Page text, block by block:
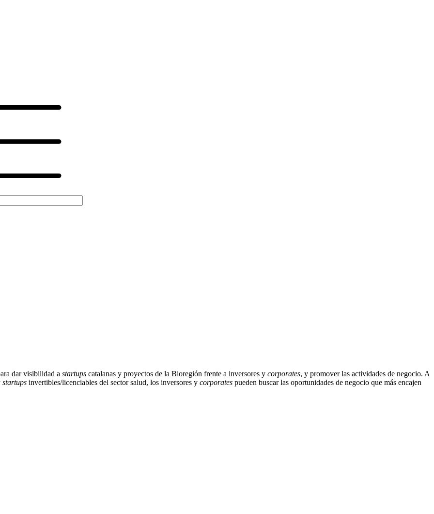
dar visibilidad a startups catalanas y proyectos de la Bioregión frente a inversores y corporates, y promover las actividades de negocio. A
startups invertibles/licenciables del sector salud, los inversores y corporates pueden buscar las oportunidades de negocio que más encajen